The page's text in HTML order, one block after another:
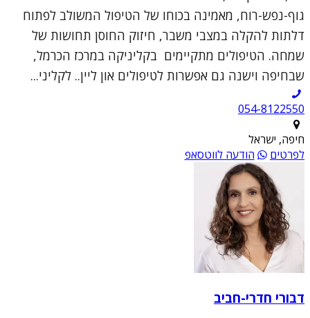
גוף-נפש-רוח, מאמינה בכוחו של הטיפול המשולב לפתוח
דלתות להקלה במצבי משבר, חיזוק החוסן תחושות של
שמחה. הטיפולים מתקיימים בקליניקה במרכז הכרמל,
שבחיפה וישנה גם אפשרות לטיפולים און ליין.. לקליני...
054-8122550
חיפה, ישראל
לפרטים
הודעה לווטסאפ
דבורי חדרי-חביב